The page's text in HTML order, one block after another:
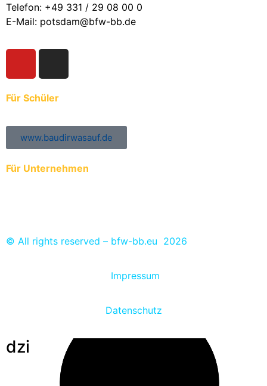
Telefon: +49 331 / 29 08 00 0
E-Mail: potsdam@bfw-bb.de
Für Schüler
www.baudirwasauf.de
Für Unternehmen
© All rights reserved – bfw-bb.eu 2026
Impressum
Datenschutz
dzi